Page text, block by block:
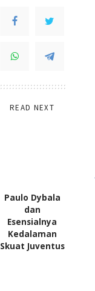
READ NEXT
Paulo Dybala
dan
Esensialnya
Kedalaman
Skuat Juventus